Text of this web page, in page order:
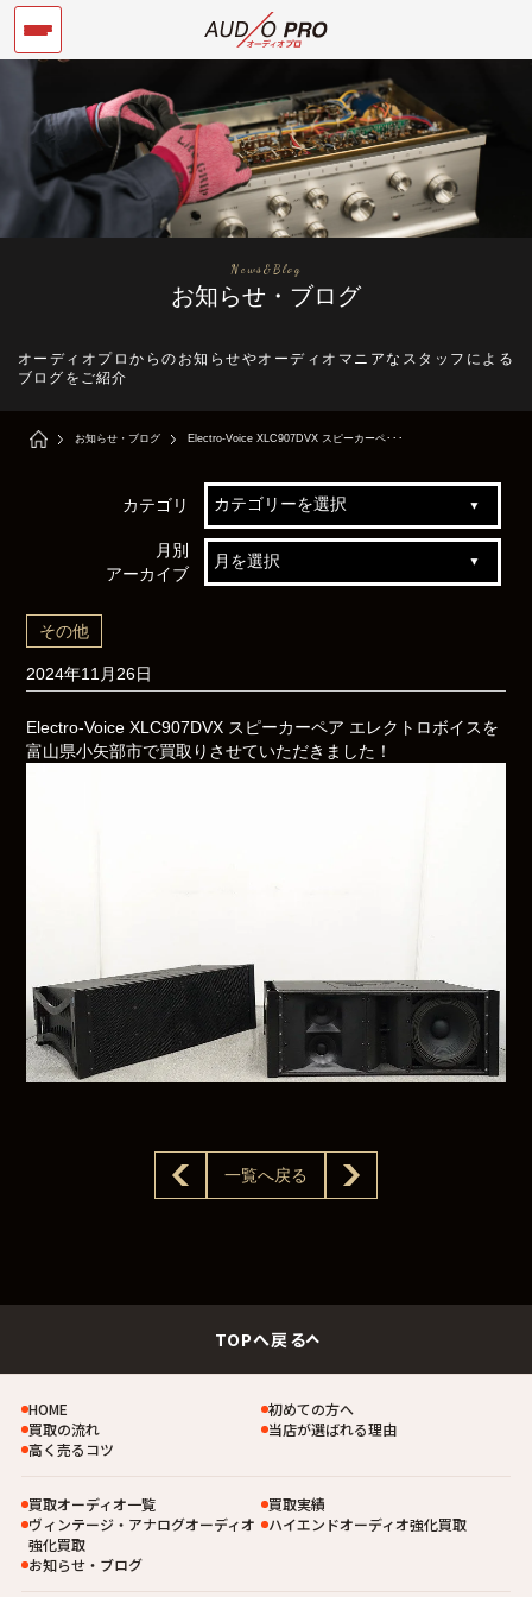
News&Blog
お知らせ・ブログ
オーディオプロからのお知らせやオーディオマニアなスタッフによる
ブログをご紹介
お知らせ・ブログ Electro-Voice XLC907DVX スピーカーペ･･･
カテゴリ
月別
アーカイブ
その他
2024年11月26日
Electro-Voice XLC907DVX スピーカーペア エレクトロボイスを
富山県小矢部市で買取りさせていただきました！
一覧へ戻る
TOPへ戻る
HOME
初めての方へ
買取の流れ
当店が選ばれる理由
高く売るコツ
買取オーディオ一覧
買取実績
ヴィンテージ・アナログオーディオ
強化買取
ハイエンドオーディオ強化買取
お知らせ・ブログ